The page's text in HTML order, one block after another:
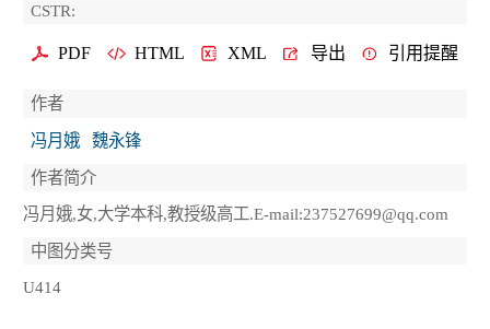
CSTR:
PDF HTML XML 导出 引用提醒
作者
冯月娥
魏永锋
作者简介
冯月娥,女,大学本科,教授级高工.E-mail:237527699@qq.com
中图分类号
U414